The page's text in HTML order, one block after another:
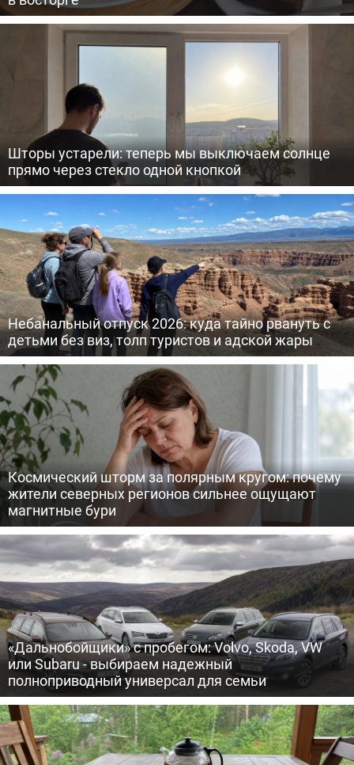
Шторы устарели: теперь мы выключаем солнце
прямо через стекло одной кнопкой
Небанальный отпуск 2026: куда тайно рвануть с
детьми без виз, толп туристов и адской жары
Космический шторм за полярным кругом: почему
жители северных регионов сильнее ощущают
магнитные бури
«Дальнобойщики» с пробегом: Volvo, Skoda, VW
или Subaru - выбираем надежный
полноприводный универсал для семьи